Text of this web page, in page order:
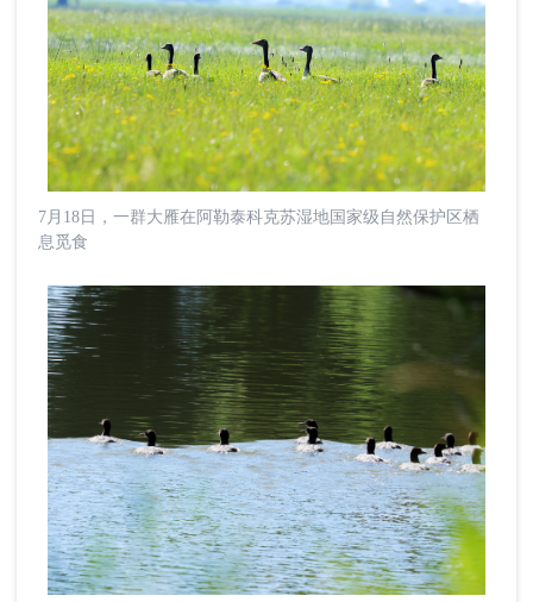
7月18日，一群大雁在阿勒泰科克苏湿地国家级自然保护区栖
息觅食